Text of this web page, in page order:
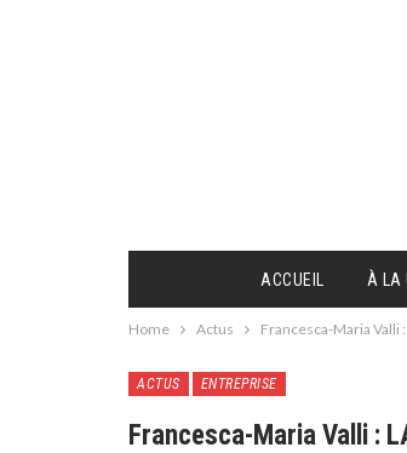
ACCUEIL À LA
Home Actus Francesca-Maria Valli :
ACTUS ENTREPRISE
Francesca-Maria Valli :